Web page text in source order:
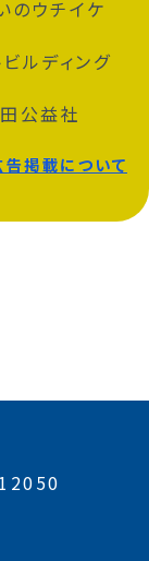
告掲載について